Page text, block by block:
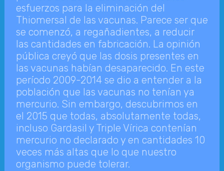
esfuerzos para la eliminación del
Thiomersal de las vacunas. Parece ser que
se comenzó, a regañadientes, a reducir
las cantidades en fabricación. La opinión
pública creyó que las dosis presentes en
las vacunas habían desaparecido. En este
período 2009-2014 se dio a entender a la
población que las vacunas no tenían ya
mercurio. Sin embargo, descubrimos en
el 2015 que todas, absolutamente todas,
incluso Gardasil y Triple Vírica contenían
mercurio no declarado y en cantidades 10
veces más altas que lo que nuestro
organismo puede tolerar.